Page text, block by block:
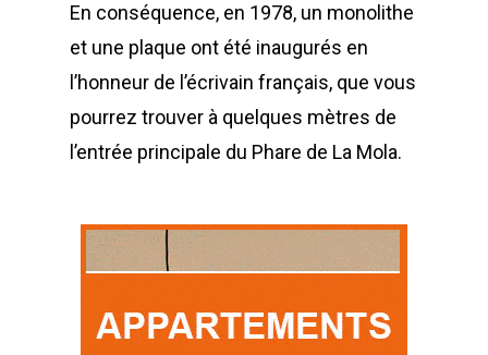
En conséquence, en 1978, un monolithe
et une plaque ont été inaugurés en
l’honneur de l’écrivain français, que vous
pourrez trouver à quelques mètres de
l’entrée principale du Phare de La Mola.